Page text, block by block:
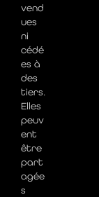
vend
ues
ni
cédé
es à
des
tiers.
Elles
peuv
ent
être
part
agée
s